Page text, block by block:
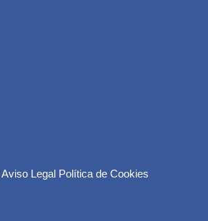
Aviso Legal Política de Cookies